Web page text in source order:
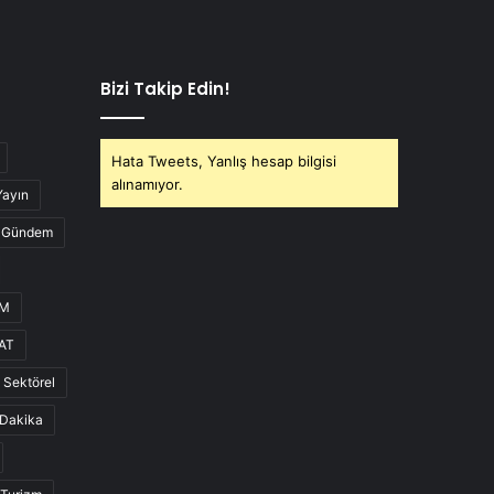
Gündem
Sektörel
Bizi Takip Edin!
Hata Tweets, Yanlış hesap bilgisi
alınamıyor.